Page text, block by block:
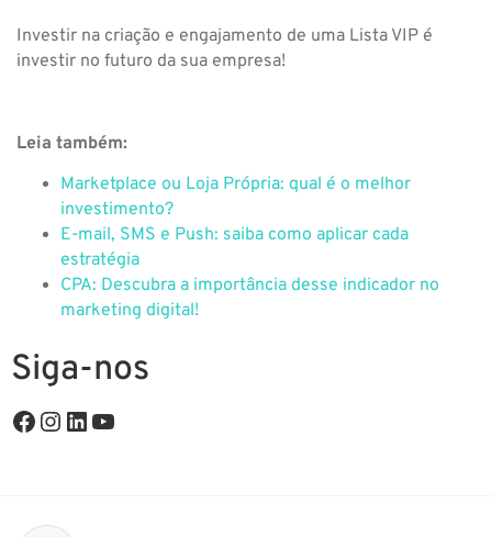
Investir na criação e engajamento de uma Lista VIP é
investir no futuro da sua empresa!
Leia também:
Marketplace ou Loja Própria: qual é o melhor
investimento?
E-mail, SMS e Push: saiba como aplicar cada
estratégia
CPA: Descubra a importância desse indicador no
marketing digital!
Siga-nos